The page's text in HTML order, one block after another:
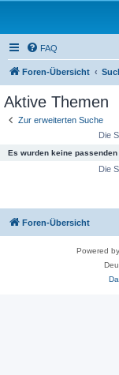
FAQ
Foren-Übersicht
Aktive Themen
Zur erweiterten Suche
Die
Es wurden keine passenden
Die
Foren-Übersicht
Powered by